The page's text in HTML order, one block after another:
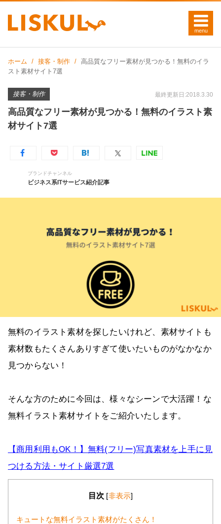
ホーム 接客・制作
高品質なフリー素材が見つかる！無料のイラ
スト素材サイト7選
接客・制作 最終更新日:2018.3.30
高品質なフリー素材が見つかる！無料のイラスト素
材サイト7選
ブランドチャンネル
ビジネス系ITサービス紹介記事
無料のイラスト素材を探したいけれど、素材サイトも
素材数もたくさんありすぎて使いたいものがなかなか
見つからない！
そんな方のために今回は、様々なシーンで大活躍！な
無料イラスト素材サイトをご紹介いたします。
【商用利用もOK！】無料(フリー)写真素材を上手に見
つける方法・サイト厳選7選
目次 [非表示]
キュートな無料イラスト素材がたくさん！